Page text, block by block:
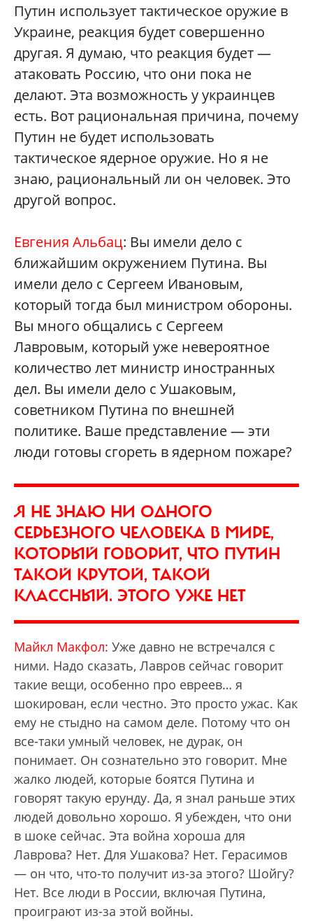
Путин использует тактическое оружие в
Украине, реакция будет совершенно
другая. Я думаю, что реакция будет —
атаковать Россию, что они пока не
делают. Эта возможность у украинцев
есть. Вот рациональная причина, почему
Путин не будет использовать
тактическое ядерное оружие. Но я не
знаю, рациональный ли он человек. Это
другой вопрос.
Евгения Альбац: Вы имели дело с
ближайшим окружением Путина. Вы
имели дело с Сергеем Ивановым,
который тогда был министром обороны.
Вы много общались с Сергеем
Лавровым, который уже невероятное
количество лет министр иностранных
дел. Вы имели дело с Ушаковым,
советником Путина по внешней
политике. Ваше представление — эти
люди готовы сгореть в ядерном пожаре?
Я НЕ ЗНАЮ НИ ОДНОГО
СЕРЬЕЗНОГО ЧЕЛОВЕКА В МИРЕ,
КОТОРЫЙ ГОВОРИТ, ЧТО ПУТИН
ТАКОЙ КРУТОЙ, ТАКОЙ
КЛАССНЫЙ. ЭТОГО УЖЕ НЕТ
Майкл Макфол: Уже давно не встречался с
ними. Надо сказать, Лавров сейчас говорит
такие вещи, особенно про евреев… я
шокирован, если честно. Это просто ужас. Как
ему не стыдно на самом деле. Потому что он
все-таки умный человек, не дурак, он
понимает. Он сознательно это говорит. Мне
жалко людей, которые боятся Путина и
говорят такую ерунду. Да, я знал раньше этих
людей довольно хорошо. Я убежден, что они
в шоке сейчас. Эта война хороша для
Лаврова? Нет. Для Ушакова? Нет. Герасимов
— он что, что-то получит из-за этого? Шойгу?
Нет. Все люди в России, включая Путина,
проиграют из-за этой войны.